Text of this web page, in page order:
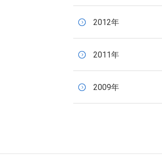
2012年
2011年
2009年